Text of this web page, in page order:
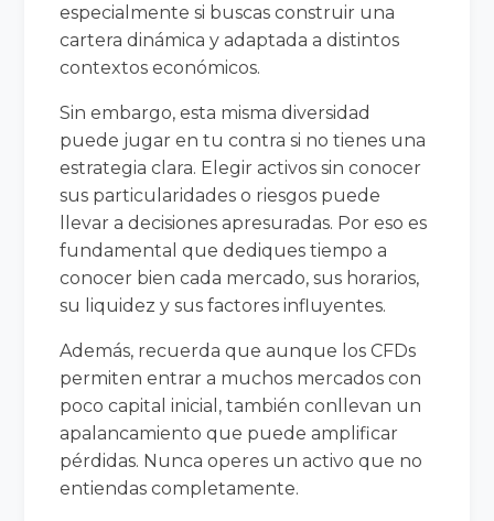
especialmente si buscas construir una
cartera dinámica y adaptada a distintos
contextos económicos.
Sin embargo, esta misma diversidad
puede jugar en tu contra si no tienes una
estrategia clara. Elegir activos sin conocer
sus particularidades o riesgos puede
llevar a decisiones apresuradas. Por eso es
fundamental que dediques tiempo a
conocer bien cada mercado, sus horarios,
su liquidez y sus factores influyentes.
Además, recuerda que aunque los CFDs
permiten entrar a muchos mercados con
poco capital inicial, también conllevan un
apalancamiento que puede amplificar
pérdidas. Nunca operes un activo que no
entiendas completamente.